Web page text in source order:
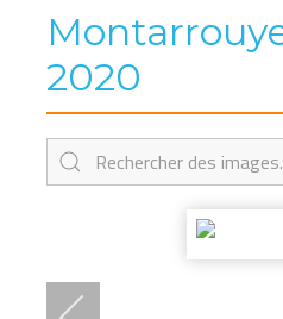
2020